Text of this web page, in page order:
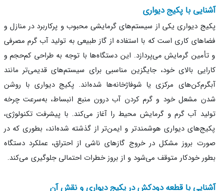
با پکیج دیواری
دیواری یکی از سیستم‌های گرمایشی محبوب و پرکاربرد در منازل و
کاری است که با استفاده از گاز طبیعی به تولید آب گرم مصرفی
گرمایش می‌پردازد. این دستگاه‌ها با توجه به طراحی کم‌حجم و
بالای خود، جایگزین مناسبی برای سیستم‌های قدیمی‌تر مانند
مرکزی یا شوفاژخانه‌ها شده‌اند. پکیج دیواری با روشن
مشعل خود و گرم کردن آب درون منبع انبساط، به‌سرعت چرخه
آب گرم و گرمایش محیط را آغاز می‌کند. با پیشرفت تکنولوژی،
دیواری هوشمندتر و ایمن‌تر از گذشته شده‌اند، بطوری که در
بروز مشکل در خروج گازهای ناشی از احتراق، عملکرد دستگاه
خودکار متوقف می‌شود و از بروز خطرات احتمالی جلوگیری می‌کند.
با قطعه دودکش در پکیج دیواری و نقش آن